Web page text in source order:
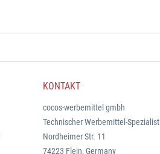
KONTAKT
cocos-werbemittel gmbh
Technischer Werbemittel-Spezialist
Nordheimer Str. 11
74223 Flein, Germany